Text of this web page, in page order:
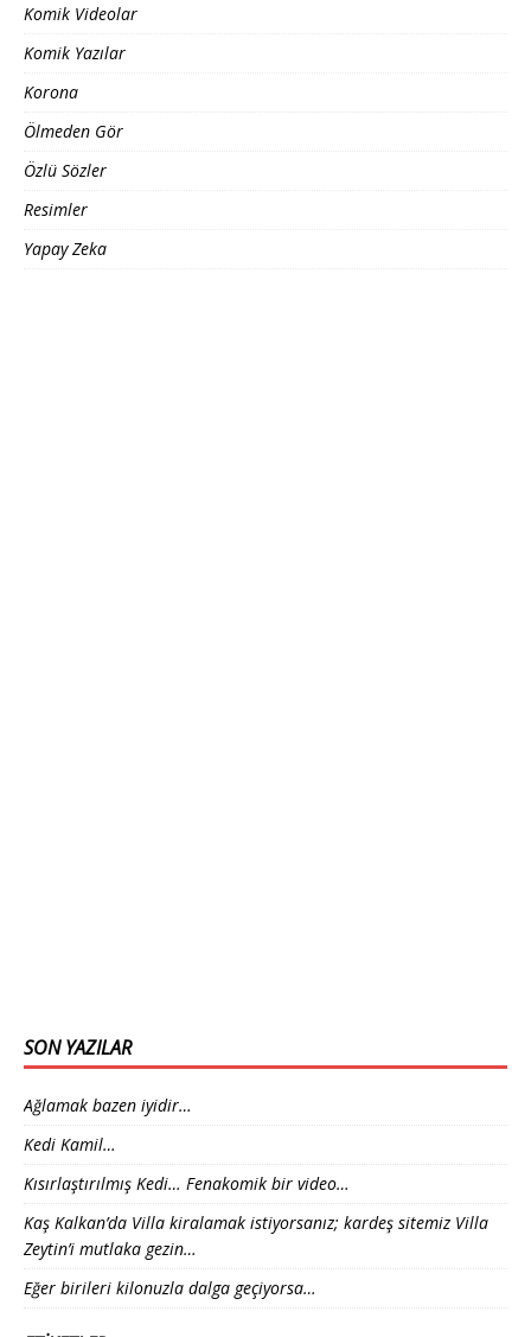
Komik Videolar
Komik Yazılar
Korona
Ölmeden Gör
Özlü Sözler
Resimler
Yapay Zeka
SON YAZILAR
Ağlamak bazen iyidir…
Kedi Kamil…
Kısırlaştırılmış Kedi… Fenakomik bir video…
Kaş Kalkan’da Villa kiralamak istiyorsanız; kardeş sitemiz Villa
Zeytin’i mutlaka gezin…
Eğer birileri kilonuzla dalga geçiyorsa…